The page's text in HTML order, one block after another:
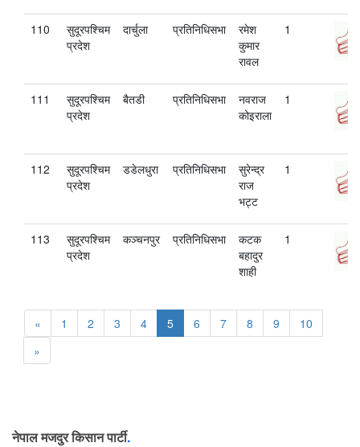
110
सुदूरपश्चिम
प्रदेश
दार्चुला प्रतिनिधिसभा
रमेश
कुमार
रावल
1
111
सुदूरपश्चिम
प्रदेश
बैतडी प्रतिनिधिसभा
नवराज
कोइराला
1
112
सुदूरपश्चिम
प्रदेश
डडेलधुरा प्रतिनिधिसभा
सुरेन्‍द्र
राज
भट्ट
1
113
सुदूरपश्चिम
प्रदेश
कञ्चनपुर प्रतिनिधिसभा
कटक
बहादुर
शाही
1
« 1 2 3 4 5 6 7 8 9
10
»
नेपाल मजदुर किसान पार्टी.